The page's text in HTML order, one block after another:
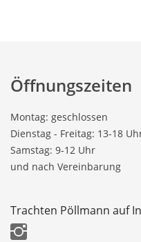
Öffnungszeiten
Montag: geschlossen
Dienstag - Freitag: 13-18
Samstag: 9-12 Uhr
und nach Vereinbarung
Trachten Pöllmann auf